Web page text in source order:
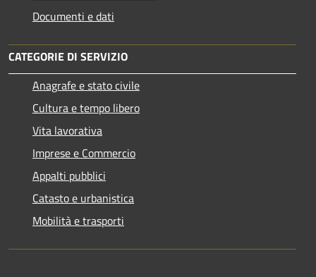
Documenti e dati
CATEGORIE DI SERVIZIO
Anagrafe e stato civile
Cultura e tempo libero
Vita lavorativa
Imprese e Commercio
Appalti pubblici
Catasto e urbanistica
Mobilità e trasporti